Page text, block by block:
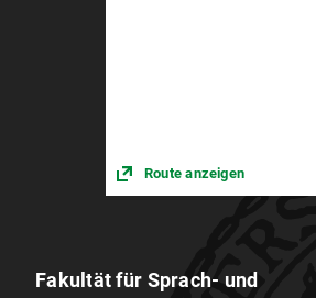
Route anzeigen
Fakultät für Sprach- und